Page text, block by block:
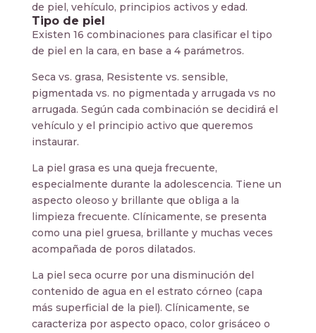
de piel, vehículo, principios activos y edad.
Tipo de piel
Existen 16 combinaciones para clasificar el tipo
de piel en la cara, en base a 4 parámetros.
Seca vs. grasa, Resistente vs. sensible,
pigmentada vs. no pigmentada y arrugada vs no
arrugada. Según cada combinación se decidirá el
vehículo y el principio activo que queremos
instaurar.
La piel grasa es una queja frecuente,
especialmente durante la adolescencia. Tiene un
aspecto oleoso y brillante que obliga a la
limpieza frecuente. Clínicamente, se presenta
como una piel gruesa, brillante y muchas veces
acompañada de poros dilatados.
La piel seca ocurre por una disminución del
contenido de agua en el estrato córneo (capa
más superficial de la piel). Clínicamente, se
caracteriza por aspecto opaco, color grisáceo o